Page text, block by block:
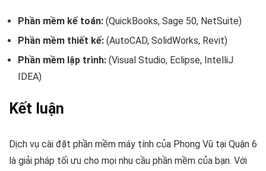
Phần mềm kế toán: (QuickBooks, Sage 50, NetSuite)
Phần mềm thiết kế: (AutoCAD, SolidWorks, Revit)
Phần mềm lập trình: (Visual Studio, Eclipse, IntelliJ
IDEA)
Kết luận
Dịch vụ cài đặt phần mềm máy tính của Phong Vũ tại Quận 6
là giải pháp tối ưu cho mọi nhu cầu phần mềm của bạn. Với